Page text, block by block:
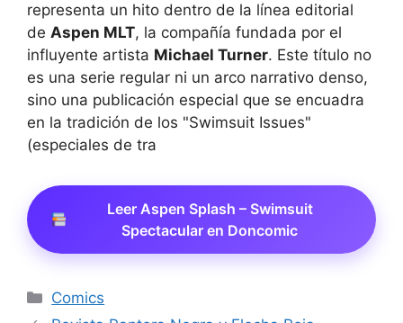
representa un hito dentro de la línea editorial
de Aspen MLT, la compañía fundada por el
influyente artista Michael Turner. Este título no
es una serie regular ni un arco narrativo denso,
sino una publicación especial que se encuadra
en la tradición de los "Swimsuit Issues"
(especiales de tra
Leer Aspen Splash – Swimsuit
Spectacular en Doncomic
Categorías
Comics